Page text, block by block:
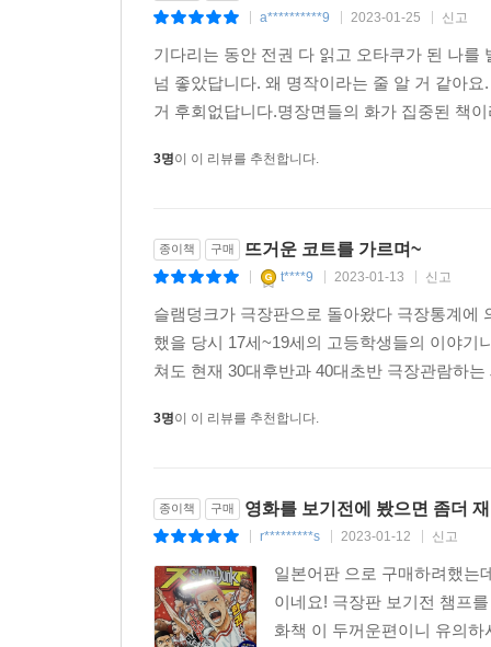
a**********9 2023-01-25 신고
기다리는 동안 전권 다 읽고 오타쿠가 된 나
넘 좋았답니다. 왜 명작이라는 줄 알 거 같아
거 후회없답니다.명장면들의 화가 집중된 책
3명이 이 리뷰를 추천합니다.
종이책 구매 뜨거운 코트를 가르며~
t****9 2023-01-13 신고
슬램덩크가 극장판으로 돌아왔다 극장통계에
했을 당시 17세~19세의 고등학생들의 이야기
쳐도 현재 30대후반과 40대초반 극장관람하
3명이 이 리뷰를 추천합니다.
종이책 구매 영화를 보기전에 봤으면 좀더
r*********s 2023-01-12 신고
일본어판 으로 구매하려했는
이네요! 극장판 보기전 챔프
화책 이 두꺼운편이니 유의